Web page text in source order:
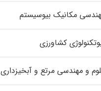
مکانیک بیوسیستم
کشاورزی
و مهندسی مرتع و آبخیزداری